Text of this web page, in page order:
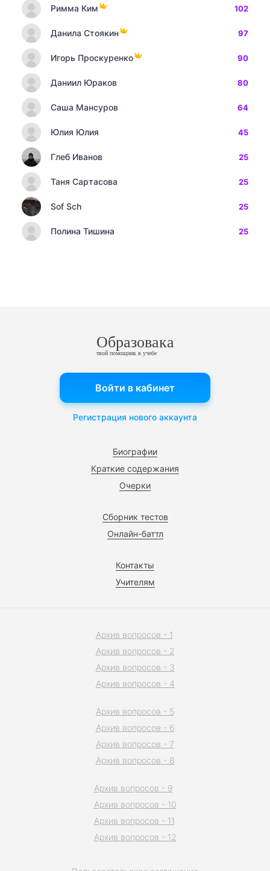
Римма Ким 102
Данила Стоякин 97
Игорь Проскуренко 90
Даниил Юраков 80
Саша Мансуров 64
Юлия Юлия 45
Глеб Иванов 25
Таня Сартасова 25
Sof Sch 25
Полина Тишина 25
Образовака
твой помощник в учебе
Биографии
Краткие содержания
Очерки
Сборник тестов
Онлайн-баттл
Контакты
Учителям
Войти в кабинет
Регистрация нового аккаунта
Архив вопросов - 1
Архив вопросов - 2
Архив вопросов - 3
Архив вопросов - 4
Архив вопросов - 5
Архив вопросов - 6
Архив вопросов - 7
Архив вопросов - 8
Архив вопросов - 9
Архив вопросов - 10
Архив вопросов - 11
Архив вопросов - 12